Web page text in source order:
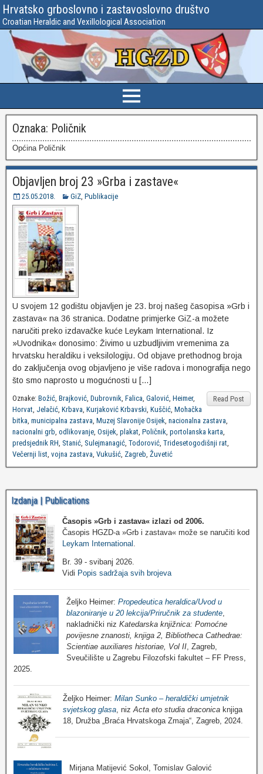
Hrvatsko grboslovno i zastavoslovno društvo
Croatian Heraldic and Vexillological Association
Oznaka: Poličnik
Općina Poličnik
Objavljen broj 23 »Grba i zastave«
25.05.2018. GiZ, Publikacije
U svojem 12 godištu objavljen je 23. broj našeg časopisa »Grb i
zastava« na 36 stranica. Dodatne primjerke GiZ-a možete
naručiti preko izdavačke kuće Leykam International. Iz
»Uvodnika« donosimo: Živimo u uzbudljivim vremenima za
hrvatsku heraldiku i veksilologiju. Od objave prethodnog broja
do zaključenja ovog objavljeno je više radova i monografija nego
što smo naprosto u mogućnosti u […]
Read Post
Oznake: Božić, Brajković, Dubrovnik, Falica, Galović, Heimer,
Horvat, Jelačić, Krbava, Kurjaković Krbavski, Kuščić, Mohačka
bitka, municipalna zastava, Muzej Slavonije Osijek, nacionalna zastava,
nacionalni grb, odlikovanje, Osijek, plakat, Poličnik, portolanska karta,
predsjednik RH, Stanić, Sulejmanagić, Todorović, Tridesetogodišnji rat,
Večernji list, vojna zastava, Vukušić, Zagreb, Žuvetić
Izdanja | Publications
Časopis »Grb i zastava« izlazi od 2006.
Časopis HGZD-a »Grb i zastava« može se naručiti kod
Leykam International
Br. 39 - svibanj 2026.
Vidi Popis sadržaja svih brojeva
Željko Heimer: Propedeutica heraldica/Uvod u
blazoniranje u 20 lekcija/Priručnik za studente,
nakladnički niz Katedarska knjižnica: Pomoćne
povijesne znanosti, knjiga 2, Bibliotheca Cathedrae:
Scientiae auxiliares historiae, Vol II, Zagreb,
Sveučilište u Zagrebu Filozofski fakultet – FF Press,
2025.
Željko Heimer: Milan Sunko – heraldički umjetnik
svjetskog glasa , niz Acta eto studia draconica knjiga
18, Družba „Braća Hrvatskoga Zmaja“, Zagreb, 2024.
Mirjana Matijević Sokol, Tomislav Galović